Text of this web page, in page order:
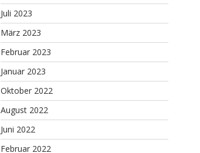
Juli 2023
März 2023
Februar 2023
Januar 2023
Oktober 2022
August 2022
Juni 2022
Februar 2022